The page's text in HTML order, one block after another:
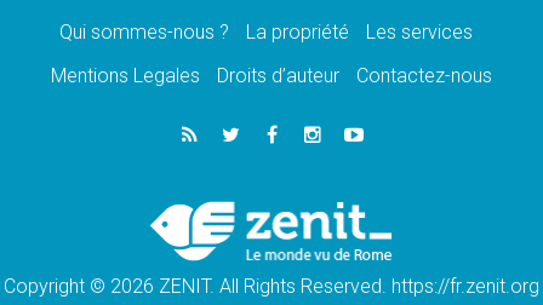
08.08.2026
catholiques
Au Bangladesh, l'Église accompagne les
Dalits sur le chemin de la dignité
Philippines: le vicariat apostolique de
Calapan devient un diocèse
Qui sommes-nous ? La propriété
Les services
Mentions Legales
Droits d’auteur Contactez-nous
Copyright © 2026 ZENIT. All Rights Reserved. https://fr.zenit.org